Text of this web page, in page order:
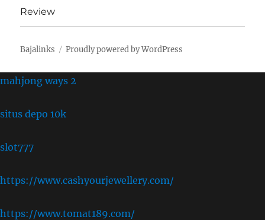
Review
Bajalinks Proudly powered by WordPress
mahjong ways 2
situs depo 10k
slot777
https://www.cashyourjewellery.com/
https://www.tomat189.com/